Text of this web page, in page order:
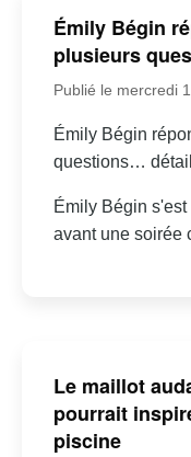
Émily Bégin
plusieurs
Publié le mercredi
Émily Bégin
questions…
Émily Bégin
avant une soirée
Le maillot
pourrait
piscine